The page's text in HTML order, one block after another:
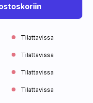
Tilattavissa
Tilattavissa
Tilattavissa
Tilattavissa